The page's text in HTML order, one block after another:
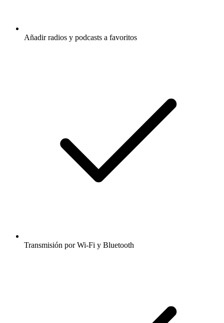
Añadir radios y podcasts a favoritos
Transmisión por Wi-Fi y Bluetooth